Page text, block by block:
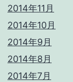
2014年11月
2014年10月
2014年9月
2014年8月
2014年7月